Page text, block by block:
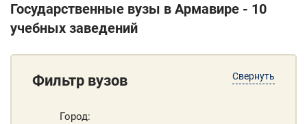
Государственные вузы в Армавире - 10
учебных заведений
Свернуть
Фильтр вузов
Город: